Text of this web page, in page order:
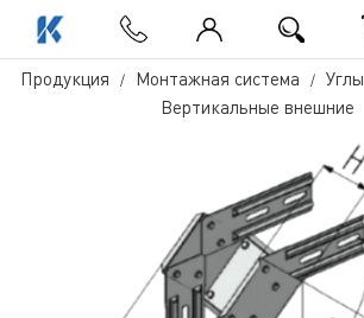
Продукция Монтажная система Углы
Вертикальные внешние